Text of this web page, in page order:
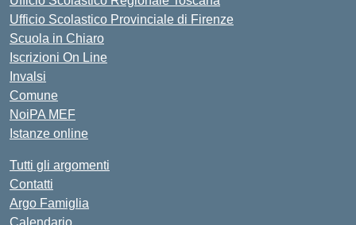
Ufficio Scolastico Provinciale di Firenze
Scuola in Chiaro
Iscrizioni On Line
Invalsi
Comune
NoiPA MEF
Istanze online
Tutti gli argomenti
Contatti
Argo Famiglia
Calendario